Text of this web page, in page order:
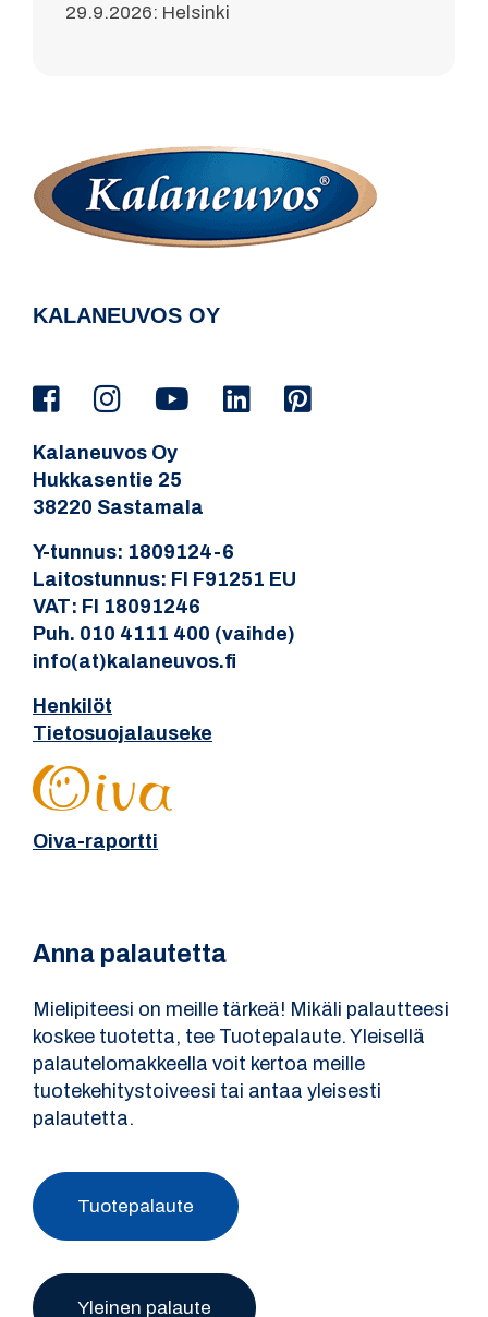
29.9.2026: Helsinki
KALANEUVOS OY
Kalaneuvos Oy
Hukkasentie 25
38220 Sastamala
Y-tunnus: 1809124-6
Laitostunnus: FI F91251 EU
VAT: FI 18091246
Puh. 010 4111 400 (vaihde)
info(at)kalaneuvos.fi
Henkilöt
Tietosuojalauseke
Oiva-raportti
Anna palautetta
Mielipiteesi on meille tärkeä! Mikäli palautteesi
koskee tuotetta, tee Tuotepalaute. Yleisellä
palautelomakkeella voit kertoa meille
tuotekehitystoiveesi tai antaa yleisesti
palautetta.
Tuotepalaute
Yleinen palaute